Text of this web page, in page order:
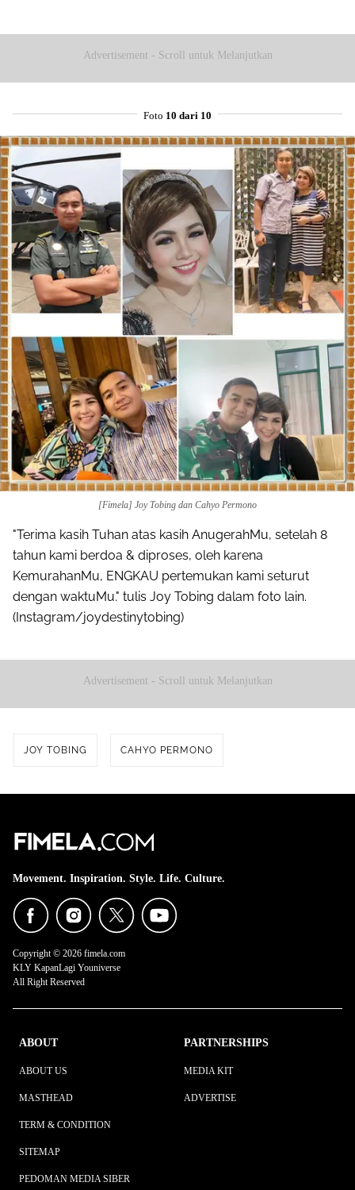
Advertisement - Scroll untuk Melanjutkan
Foto 10 dari 10
[Fimela] Joy Tobing dan Cahyo Permono
"Terima kasih Tuhan atas kasih AnugerahMu, setelah 8
tahun kami berdoa & diproses, oleh karena
KemurahanMu, ENGKAU pertemukan kami seturut
dengan waktuMu." tulis Joy Tobing dalam foto lain.
(Instagram/joydestinytobing)
Advertisement - Scroll untuk Melanjutkan
JOY TOBING CAHYO PERMONO
Movement. Inspiration. Style. Life. Culture.
Copyright © 2026 fimela.com
KLY KapanLagi Youniverse
All Right Reserved
ABOUT
ABOUT US
MASTHEAD
TERM & CONDITION
SITEMAP
PEDOMAN MEDIA SIBER
PARTNERSHIPS
MEDIA KIT
ADVERTISE